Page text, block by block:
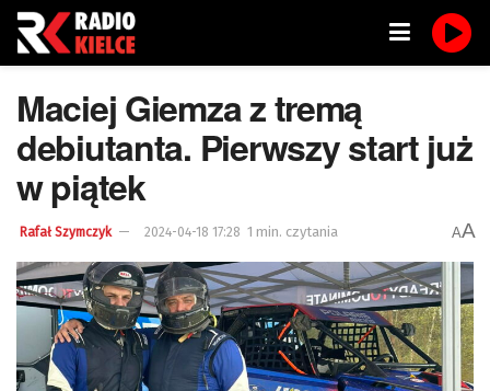
Maciej Giemza z tremą
debiutanta. Pierwszy start już
w piątek
Rafał Szymczyk 2024-04-18 17:28 1 min. czytania AA